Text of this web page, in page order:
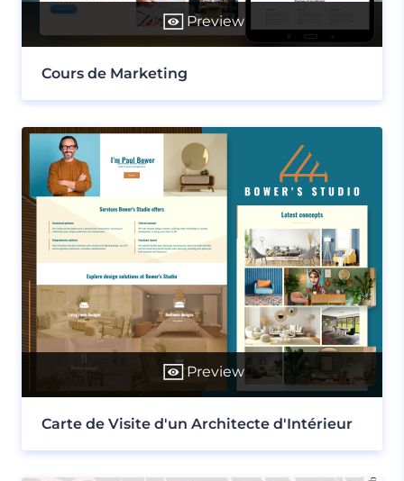
Preview
Cours de Marketing
Preview
Carte de Visite d'un Architecte d'Intérieur